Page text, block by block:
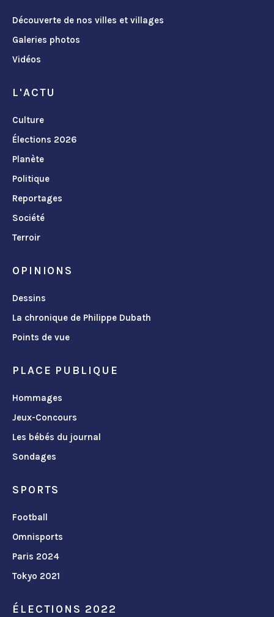
Découverte de nos villes et villages
Galeries photos
Vidéos
L'ACTU
Culture
Élections 2026
Planète
Politique
Reportages
Société
Terroir
OPINIONS
Dessins
La chronique de Philippe Dubath
Points de vue
PLACE PUBLIQUE
Hommages
Jeux-Concours
Les bébés du journal
Sondages
SPORTS
Football
Omnisports
Paris 2024
Tokyo 2021
ÉLECTIONS 2022